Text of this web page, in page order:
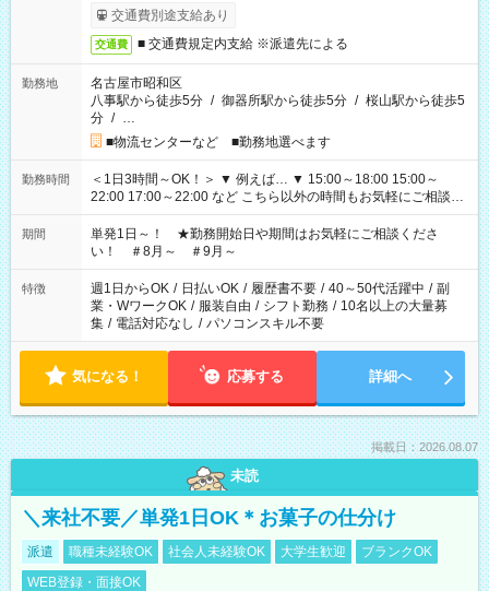
交通費別途支給あり
交通費 ■ 交通費規定内支給 ※派遣先による
勤務地
名古屋市昭和区
八事駅から徒歩5分 / 御器所駅から徒歩5分 / 桜山駅から徒歩5
分 / …
■物流センターなど ■勤務地選べます
勤務時間
＜1日3時間～OK！＞ ▼ 例えば… ▼ 15:00～18:00 15:00～
22:00 17:00～22:00 など こちら以外の時間もお気軽にご相談く
ださい！
期間
単発1日～！ ★勤務開始日や期間はお気軽にご相談くださ
い！ ＃8月～ ＃9月～
特徴 週1日からOK / 日払いOK / 履歴書不要 / 40～50代活躍中 / 副
業・WワークOK / 服装自由 / シフト勤務 / 10名以上の大量募
集 / 電話対応なし / パソコンスキル不要
気になる！ 応募する 詳細へ
掲載日：2026.08.07
未読
＼来社不要／単発1日OK＊お菓子の仕分け
派遣 職種未経験OK 社会人未経験OK 大学生歓迎
ブランクOK
WEB登録・面接OK